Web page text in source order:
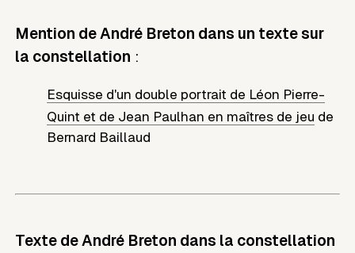
Mention de André Breton dans un texte sur
la constellation :
Esquisse d'un double portrait de Léon Pierre-
Quint et de Jean Paulhan en maîtres de jeu de
Bernard Baillaud
Texte de André Breton dans la constellation